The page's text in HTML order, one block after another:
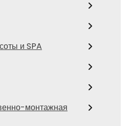
и SPA
монтажная